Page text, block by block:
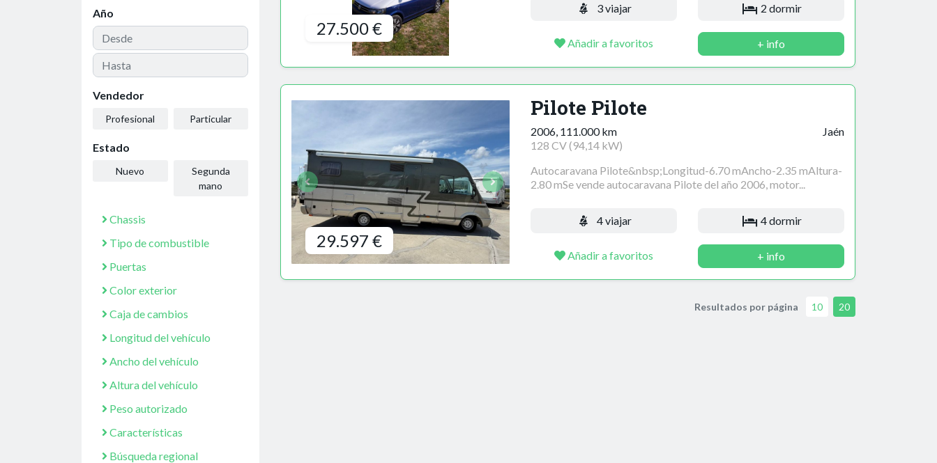
Año
Vendedor
Profesional Particular
Estado
Nuevo
Segunda
mano
Chassis
Tipo de combustible
Puertas
Color exterior
Caja de cambios
Longitud del vehículo
Ancho del vehículo
Altura del vehículo
Peso autorizado
Características
Búsqueda regional
27.500 €
3 viajar 2 dormir
Añadir a favoritos + info
29.597 €
Pilote Pilote
2006, 111.000 km
128 CV (94,14 kW)
Jaén
Autocaravana Pilote&nbsp;Longitud-6.70 mAncho-2.35 mAltura-
2.80 mSe vende autocaravana Pilote del año 2006, motor...
4 viajar 4 dormir
Añadir a favoritos + info
Resultados por página 10 20